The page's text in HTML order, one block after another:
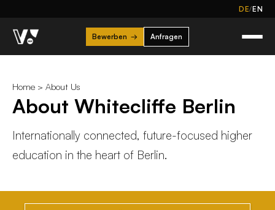
DE/EN
Bewerben → Anfragen
Home > About Us
About Whitecliffe Berlin
Internationally connected, future-focused higher
education in the heart of Berlin.